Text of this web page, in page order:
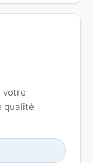
votre
qualité